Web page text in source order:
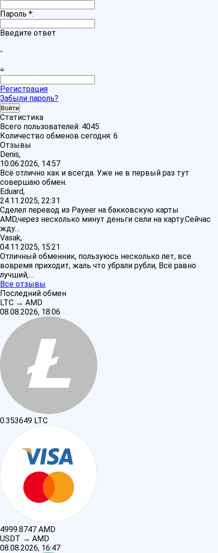
Пароль *:
Введите ответ
-
=
Регистрация
Забыли пароль?
Статистика
Всего пользователей: 4045
Количество обменов сегодня: 6
Отзывы
Denis,
10.06.2026, 14:57
Всё отлично как и всегда. Уже не в первый раз тут
совершаю обмен.
Eduard,
24.11.2025, 22:31
Сделел перевод из Payeer на бакковскую карты
AMD,через несколько минут деньги сели на карту.Сейчас
жду…
Vasak,
04.11.2025, 15:21
Отличный обменник, пользуюсь несколько лет, все
вовремя приходит, жаль что убрали рубли, Всё равно
лучший,…
Все отзывы
Последний обмен
LTC → AMD
08.08.2026, 18:06
0.353649 LTC
4999.8747 AMD
USDT → AMD
08.08.2026, 16:47